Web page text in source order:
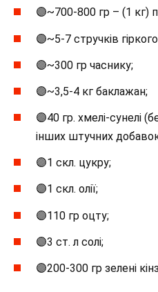
🟣~700-800 гр – (1 кг)
🟣~5-7 стручків
🟣~300 гр часнику;
🟣~3,5-4 кг баклажан;
🟣40 гр. хмелі-сунелі
інших штучних
🟣1 скл. цукру;
🟣1 скл. олії;
🟣110 гр оцту;
🟣3 ст. л солі;
🟣200-300 гр зелені